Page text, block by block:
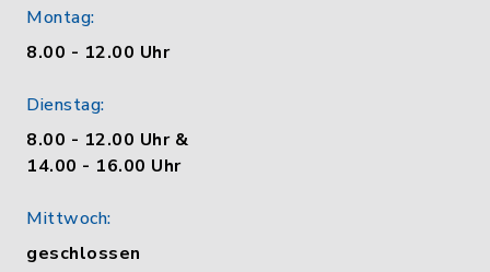
Montag:
8.00 - 12.00 Uhr
Dienstag:
8.00 - 12.00 Uhr &
14.00 - 16.00 Uhr
Mittwoch:
geschlossen